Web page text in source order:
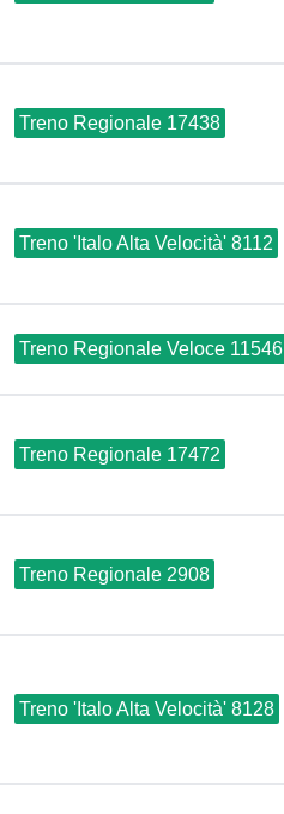
Treno Regionale 17438
Treno 'Italo Alta Velocità' 8112
Treno Regionale Veloce 11546
Treno Regionale 17472
Treno Regionale 2908
Treno 'Italo Alta Velocità' 8128